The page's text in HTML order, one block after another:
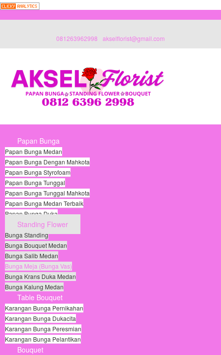
081263962998 akselflorist@gmail.com
Papan Bunga
Papan Bunga Medan
Papan Bunga Dengan Mahkota
Papan Bunga Styrofoam
Papan Bunga Tunggal
Papan Bunga Tunggal Mahkota
Papan Bunga Medan Terbaik
Papan Bunga Duka
Standing Flower
Bunga Standing
Bunga Bouquet Medan
Bunga Salib Medan
Bunga Meja (Bunga Vas)
Bunga Krans Duka Medan
Bunga Kalung Medan
Table Bouquet
Karangan Bunga Pernikahan
Karangan Bunga Dukacita
Karangan Bunga Peresmian
Karangan Bunga Pelantikan
Bouquet